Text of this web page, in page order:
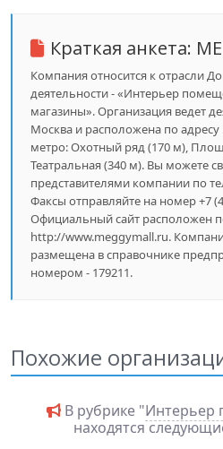
Краткая анкета:
Компания относится к отрасли
деятельности - «Интерьер
магазины». Организация ведет
Москва и расположена по
метро: Охотный ряд (170 м),
Театральная (340 м). Вы можете
представителями компании по
Факсы отправляйте на номер +7
Официальный сайт расположен
http://www.meggymall.ru.
размещена в справочнике
номером - 179211.
Похожие
В рубрике "Интерьер
находятся